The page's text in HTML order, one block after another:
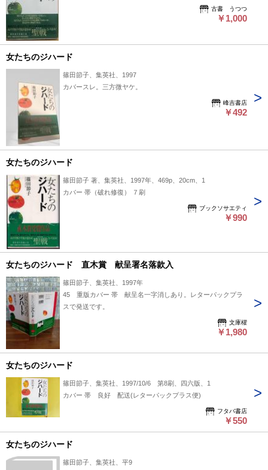
古書 うつつ
￥1,000
女たちのジハード
篠田節子、集英社、1997
カバースレ。三方微ヤケ。
峰吉書店
￥492
女たちのジハード
篠田節子 著、集英社、1997年、469p、20cm、1
カバー 帯（破れ修復） ７刷
ブックソサエティ
￥990
女たちのジハード 直木賞 献呈署名落款入
篠田節子、集英社、1997年
45 重版カバー 帯 献呈名一字消しあり。レターパックプラ
スで発送です。
文庫櫂
￥1,980
女たちのジハード
篠田節子、集英社、1997/10/6 第8刷、四六版、1
カバー 帯 良好 配送(レターパックプラス便)
フタバ書店
￥550
女たちのジハード
篠田節子、集英社、平9